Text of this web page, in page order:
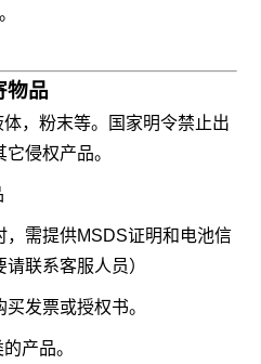
物品
，粉末等。国家明令禁止出
侵权产品。
，需提供MSDS证明和电池信
联系客服人员）
发票或授权书。
产品。